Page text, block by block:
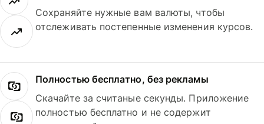
Сохраняйте нужные вам валюты, чтобы
отслеживать постепенные изменения курсов.
Полностью бесплатно, без рекламы
Скачайте за считаные секунды. Приложение
полностью бесплатно и не содержит